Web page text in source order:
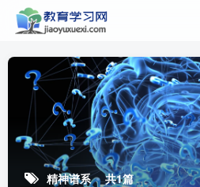
精神谱系 共1篇